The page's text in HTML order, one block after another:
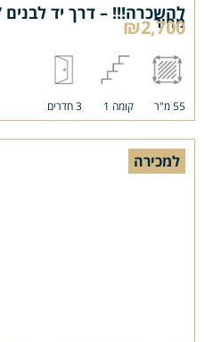
להשכרה!!! – דרך יד לבנים 37
מחיר
₪2,700
55 מ"ר קומה 1 3 חדרים
למכירה